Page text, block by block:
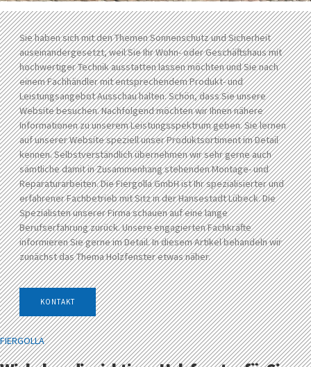
FIERGOLLA
Sie haben sich mit den Themen Sonnenschutz und Sicherheit
auseinandergesetzt, weil Sie Ihr Wohn- oder Geschäftshaus mit
hochwertiger Technik ausstatten lassen möchten und Sie nach
einem Fachhändler mit entsprechendem Produkt- und
Leistungsangebot Ausschau halten. Schön, dass Sie unsere
Website besuchen. Nachfolgend möchten wir Ihnen nähere
Informationen zu unserem Leistungsspektrum geben. Sie lernen
auf unserer Website speziell unser Produktsortiment im Detail
kennen. Selbstverständlich übernehmen wir sehr gerne auch
sämtliche damit in Zusammenhang stehenden Montage- und
Reparaturarbeiten. Die Fiergolla GmbH ist Ihr spezialisierter und
erfahrener Fachbetrieb mit Sitz in der Hansestadt Lübeck. Die
Spezialisten unserer Firma schauen auf eine lange
Berufserfahrung zurück. Unsere engagierten Fachkräfte
informieren Sie gerne im Detail. In diesem Artikel behandeln wir
zunächst das Thema Holzfenster etwas näher.
KONTAKT